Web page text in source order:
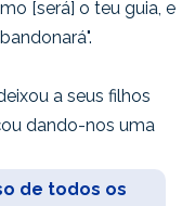
[será] o teu guia, e
a seus filhos
dando-nos uma
de todos os